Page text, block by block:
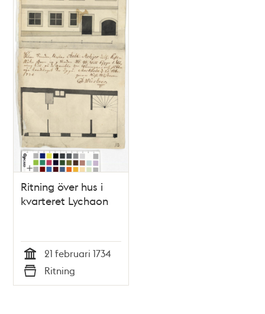
Ritning över hus i
kvarteret Lychaon
Tid
21 februari 1734
Typ
Ritning